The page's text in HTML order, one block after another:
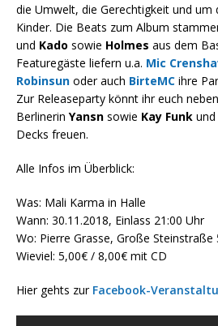
die Umwelt, die Gerechtigkeit und um
Kinder. Die Beats zum Album
und Kado sowie Holmes aus dem
Featuregäste liefern u.a. Mic
Robinsun oder auch BirteMC ihre
Zur Releaseparty könnt ihr euch
Berlinerin Yansn sowie Kay Funk und
Decks freuen.
Alle Infos im Überblick:
Was: Mali Karma in Halle
Wann: 30.11.2018, Einlass 21:00 Uhr
Wo: Pierre Grasse, Große Steinstraße
Wieviel: 5,00€ / 8,00€ mit CD
Hier gehts zur Facebook-